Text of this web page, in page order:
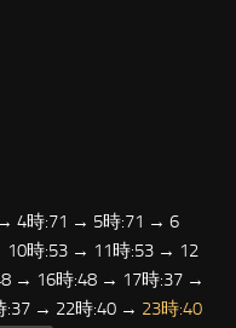
4時:71 → 5時:71 → 6
時:53 → 11時:53 → 12
→ 16時:48 → 17時:37 →
:37 → 22時:40 → 23時:40